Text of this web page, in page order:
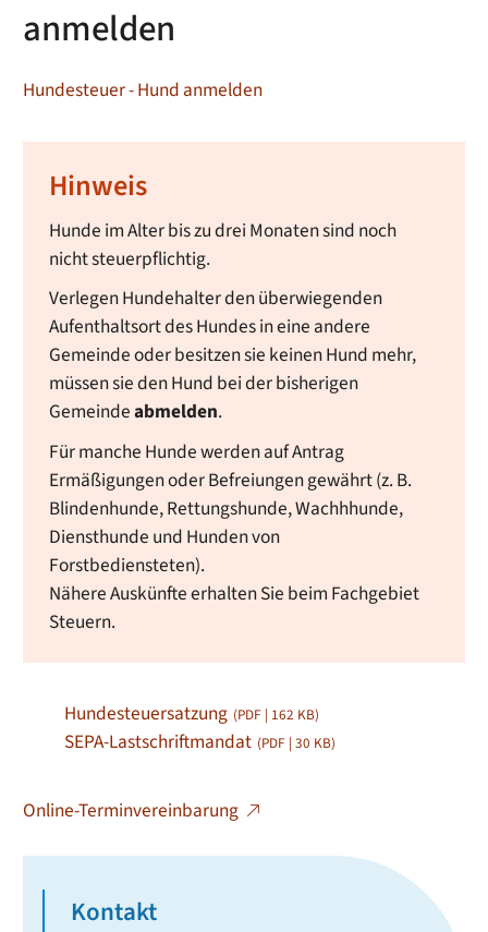
anmelden
Hundesteuer - Hund anmelden
Hinweis
Hunde im Alter bis zu drei Monaten sind noch
nicht steuerpflichtig.
Verlegen Hundehalter den überwiegenden
Aufenthaltsort des Hundes in eine andere
Gemeinde oder besitzen sie keinen Hund mehr,
müssen sie den Hund bei der bisherigen
Gemeindeabmelden.
Für manche Hunde werden auf Antrag
Ermäßigungen oder Befreiungen gewährt (z. B.
Blindenhunde, Rettungshunde, Wachhhunde,
Diensthunde und Hunden von
Forstbediensteten).
Nähere Auskünfte erhalten Sie beim Fachgebiet
Steuern.
Hundesteuersatzung (PDF | 162 KB)
SEPA-Lastschriftmandat (PDF | 30 KB)
Online-Terminvereinbarung
Kontakt